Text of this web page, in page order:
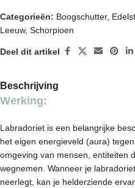
Categorieën: Boogschutter,
Leeuw, Schorpioen
Deel dit artikel
Beschrijving
Werking:
Labradoriet is een belangrijke
het eigen energieveld (aura)
omgeving van mensen, entiteiten
wegnemen. Wanneer je
neerlegt, kan je helderziende